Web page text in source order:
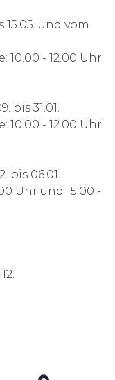
15.05. und vom
- 12.00 Uhr
bis 31.01.
- 12.00 Uhr
bis 06.01.
Uhr und 15.00 -